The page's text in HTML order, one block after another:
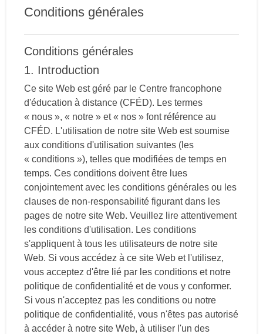
Conditions générales
Conditions générales
1. Introduction
Ce site Web est géré par le Centre francophone
d'éducation à distance (CFÉD). Les termes
« nous », « notre » et « nos » font référence au
CFÉD. L'utilisation de notre site Web est soumise
aux conditions d'utilisation suivantes (les
« conditions »), telles que modifiées de temps en
temps. Ces conditions doivent être lues
conjointement avec les conditions générales ou les
clauses de non-responsabilité figurant dans les
pages de notre site Web. Veuillez lire attentivement
les conditions d'utilisation. Les conditions
s'appliquent à tous les utilisateurs de notre site
Web. Si vous accédez à ce site Web et l'utilisez,
vous acceptez d'être lié par les conditions et notre
politique de confidentialité et de vous y conformer.
Si vous n'acceptez pas les conditions ou notre
politique de confidentialité, vous n'êtes pas autorisé
à accéder à notre site Web, à utiliser l'un des